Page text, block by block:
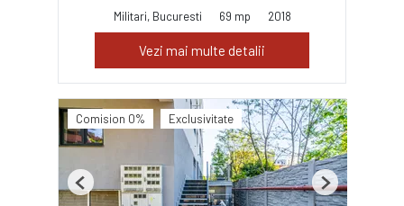
Militari, Bucuresti
69 mp 2018
Vezi mai multe detalii
Comision 0% Exclusivitate
Previous Next